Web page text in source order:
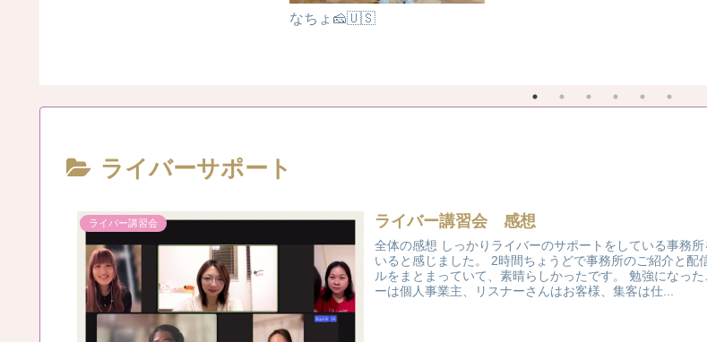
なちょ🧀🇺🇸
ライバーサポート
ライバー講習会 ライバー講習会 感想
全体の感想 しっかりライバーのサポートをしている事務所
いると感じました。 2時間ちょうどで事務所のご紹介と配
ルをまとまっていて、素晴らしかったです。 勉強になっ
ーは個人事業主、リスナーさんはお客様、集客は仕...